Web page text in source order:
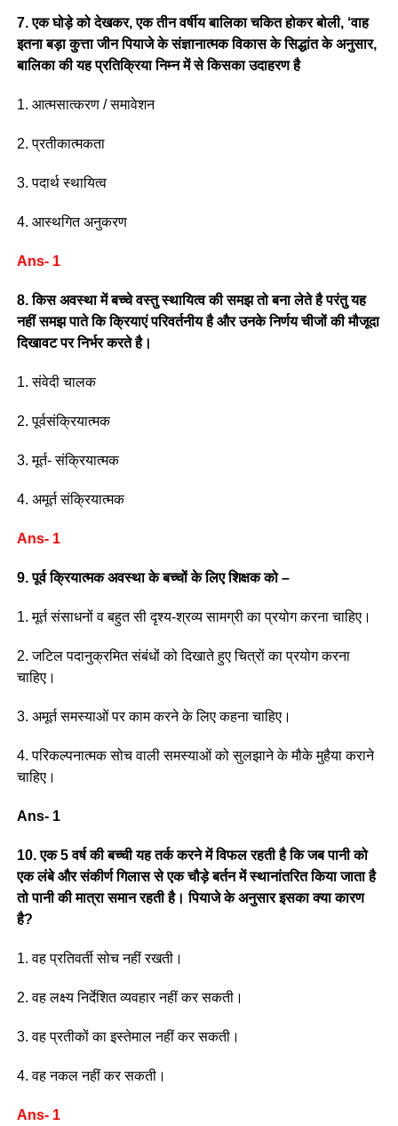
7. एक घोड़े को देखकर, एक तीन वर्षीय बालिका चकित होकर बोली, ‘वाह
इतना बड़ा कुत्ता जीन पियाजे के संज्ञानात्मक विकास के सिद्धांत के अनुसार,
बालिका की यह प्रतिक्रिया निम्न में से किसका उदाहरण है
1. आत्मसात्करण / समावेशन
2. प्रतीकात्मकता
3. पदार्थ स्थायित्व
4. आस्थगित अनुकरण
Ans- 1
8. किस अवस्था में बच्चे वस्तु स्थायित्व की समझ तो बना लेते है परंतु यह
नहीं समझ पाते कि क्रियाएं परिवर्तनीय है और उनके निर्णय चीजों की मौजूदा
दिखावट पर निर्भर करते है।
1. संवेदी चालक
2. पूर्वसंक्रियात्मक
3. मूर्त- संक्रियात्मक
4. अमूर्त संक्रियात्मक
Ans- 1
9. पूर्व क्रियात्मक अवस्था के बच्चों के लिए शिक्षक को –
1. मूर्त संसाधनों व बहुत सी दृश्य-श्रव्य सामग्री का प्रयोग करना चाहिए।
2. जटिल पदानुक्रमित संबंधों को दिखाते हुए चित्रों का प्रयोग करना
चाहिए।
3. अमूर्त समस्याओं पर काम करने के लिए कहना चाहिए।
4. परिकल्पनात्मक सोच वाली समस्याओं को सुलझाने के मौके मुहैया कराने
चाहिए।
Ans- 1
10. एक 5 वर्ष की बच्ची यह तर्क करने में विफल रहती है कि जब पानी को
एक लंबे और संकीर्ण गिलास से एक चौड़े बर्तन में स्थानांतरित किया जाता है
तो पानी की मात्रा समान रहती है। पियाजे के अनुसार इसका क्या कारण
है?
1. वह प्रतिवर्ती सोच नहीं रखती।
2. वह लक्ष्य निर्देशित व्यवहार नहीं कर सकती।
3. वह प्रतीकों का इस्तेमाल नहीं कर सकती।
4. वह नकल नहीं कर सकती।
Ans- 1